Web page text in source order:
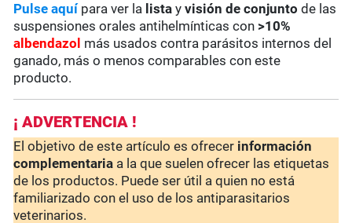
Pulse aquípara ver la lista yvisión de conjunto de las
suspensiones orales antihelmínticas con >10%
albendazol más usados contra parásitos internos del
ganado, más o menos comparables con este
producto.
¡ ADVERTENCIA !
El objetivo de este artículo es ofrecer información
complementaria a la que suelen ofrecer las etiquetas
de los productos. Puede ser útil a quien no está
familiarizado con el uso de los antiparasitarios
veterinarios.